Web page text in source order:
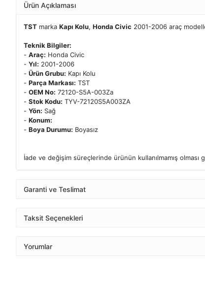
Ürün Açıklaması
TST marka Kapı Kolu, Honda Civic 2001-2006 araç
Teknik Bilgiler:
- Araç: Honda Civic
- Yıl: 2001-2006
- Ürün Grubu: Kapı Kolu
- Parça Markası: TST
- OEM No: 72120-S5A-003Za
- Stok Kodu: TYV-72120S5A003ZA
- Yön: Sağ
- Konum:
- Boya Durumu: Boyasız
İade ve değişim süreçlerinde ürünün kullanılmamış olması
Garanti ve Teslimat
Taksit Seçenekleri
Yorumlar